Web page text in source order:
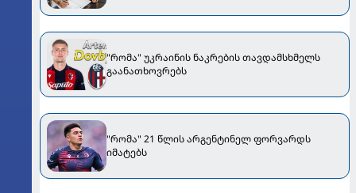
"რომა" უკრაინის ნაკრების თავდამსხმელს
გაანათხოვრებს
"რომა" 21 წლის არგენტინელ ფორვარდს
იმატებს